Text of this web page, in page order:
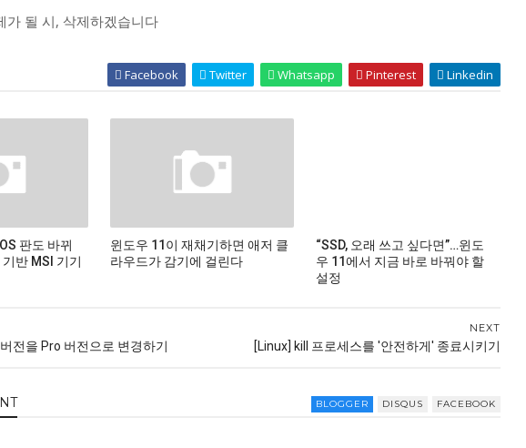
가 될 시, 삭제하겠습니다
Facebook Twitter Whatsapp Pinterest Linkedin
판도 바뀌
반 MSI 기기
윈도우 11이 재채기하면 애저 클
라우드가 감기에 걸린다
“SSD, 오래 쓰고 싶다면”…윈도
우 11에서 지금 바로 바꿔야 할
설정
NEXT
[Linux] kill 프로세스를 '안전하게' 종료시키기
전을 Pro 버전으로 변경하기
BLOGGER DISQUS FACEBOOK